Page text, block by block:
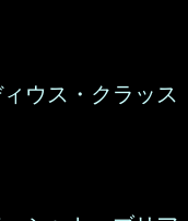
ウス・クラッス